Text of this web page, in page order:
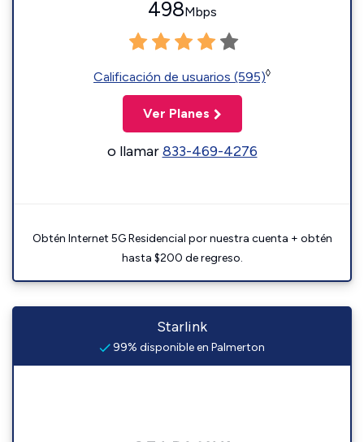
498Mbps
Calificación de usuarios (595)◊
Ver Planes
o llamar833-469-4276
Obtén Internet 5G Residencial por nuestra cuenta + obtén
hasta $200 de regreso.
Starlink
99% disponible en Palmerton